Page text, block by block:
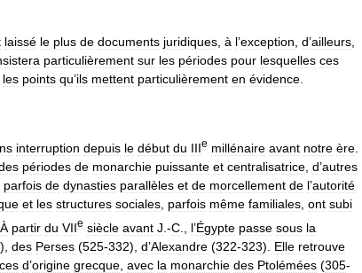
laissé le plus de documents juridiques, à l’exception, d’ailleurs,
particulièrement sur les périodes pour lesquelles ces
les points qu’ils mettent particulièrement en évidence.
interruption depuis le début du IIIe millénaire avant notre ère
périodes de monarchie puissante et centralisatrice d’autres
parfois de dynasties parallèles et de morcellement de l’autorité
et les structures sociales parfois même familiales ont subi
À partir du VIIe siècle avant J .-C l’Égypte passe sous la
), des Perses (525-332), d’Alexandre (322-323). Elle retrouve
d’origine grecque avec la monarchie des Ptolémées (305-